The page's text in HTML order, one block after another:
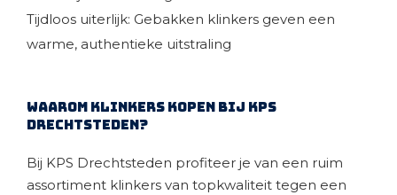
Tijdloos uiterlijk: Gebakken klinkers geven een
warme, authentieke uitstraling
Waarom klinkers kopen bij KPS
Drechtsteden?
Bij KPS Drechtsteden profiteer je van een ruim
assortiment klinkers van topkwaliteit tegen een